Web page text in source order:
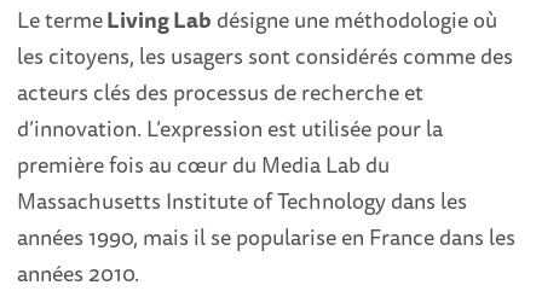
Le termeLiving Lab désigne une méthodologie où
les citoyens, les usagers sont considérés comme des
acteurs clés des processus de recherche et
d’innovation. L’expression est utilisée pour la
première fois au cœur du Media Lab du
Massachusetts Institute of Technology dans les
années 1990, mais il se popularise en France dans les
années 2010.